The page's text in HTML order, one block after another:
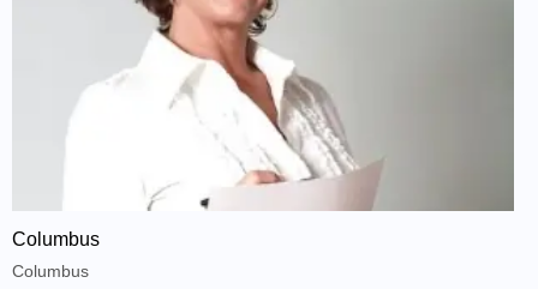
Columbus
Columbus